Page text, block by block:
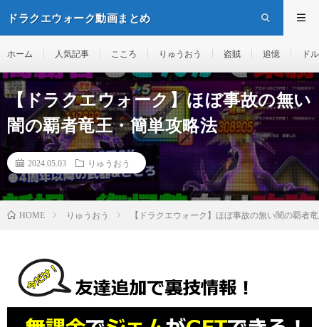
ドラクエウォーク動画まとめ
ホーム 人気記事 こころ りゅうおう 盗賊 追憶 ド
【ドラクエウォーク】ほぼ事故の無い
闇の覇者竜王・簡単攻略法
2024.05.03 りゅうおう
HOME りゅうおう 【ドラクエウォーク】ほぼ事故の無い闇の覇者